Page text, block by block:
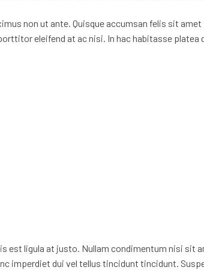
non ut ante. Quisque accumsan felis sit
eleifend at ac nisi. In hac habitasse
est ligula at justo. Nullam condimentum nisi sit
imperdiet dui vel tellus tincidunt tincidunt.